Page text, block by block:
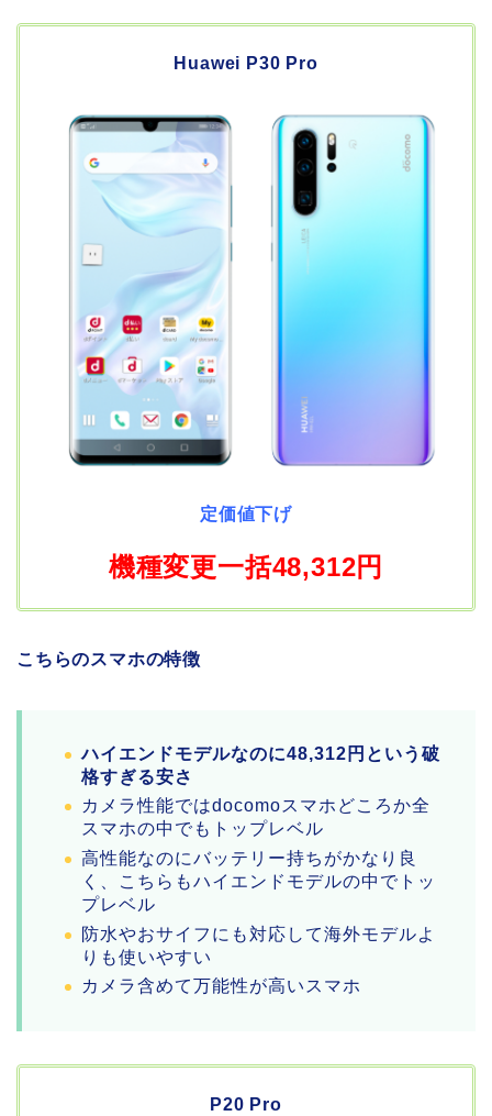
Huawei P30 Pro
定価値下げ
機種変更一括48,312円
こちらのスマホの特徴
ハイエンドモデルなのに48,312円という破
格すぎる安さ
カメラ性能ではdocomoスマホどころか全
スマホの中でもトップレベル
高性能なのにバッテリー持ちがかなり良
く、こちらもハイエンドモデルの中でトッ
プレベル
防水やおサイフにも対応して海外モデルよ
りも使いやすい
カメラ含めて万能性が高いスマホ
P20 Pro